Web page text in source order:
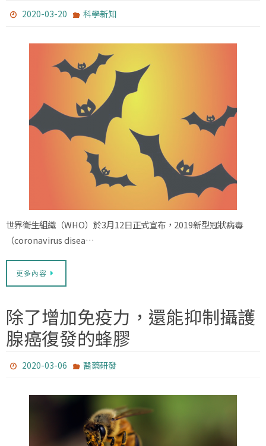
2020-03-20 科學新知
世界衛生組織（WHO）於3月12日正式宣布，2019新型冠狀病毒
（coronavirus disea…
更多內容
除了增加免疫力，還能抑制攝護
腺癌復發的蜂膠
2020-03-06 醫藥研發